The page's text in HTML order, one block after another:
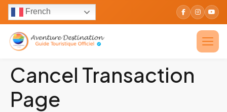
French
Cancel Transaction
Page